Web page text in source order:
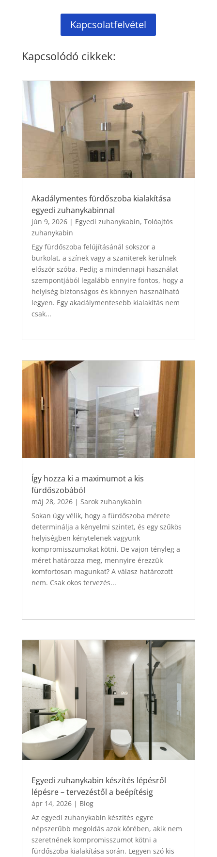
Kapcsolatfelvétel
Kapcsolódó cikkek:
Akadálymentes fürdőszoba kialakítása
egyedi zuhanykabinnal
jún 9, 2026| Egyedi zuhanykabin, Tolóajtós
zuhanykabin
Egy fürdőszoba felújításánál sokszor a
burkolat, a színek vagy a szaniterek kerülnek
először szóba. Pedig a mindennapi használat
szempontjából legalább ennyire fontos, hogy a
helyiség biztonságos és könnyen használható
legyen. Egy akadálymentesebb kialakítás nem
csak...
Így hozza ki a maximumot a kis
fürdőszobából
máj 28, 2026| Sarok zuhanykabin
Sokan úgy vélik, hogy a fürdőszoba mérete
determinálja a kényelmi szintet, és egy szűkös
helyiségben kénytelenek vagyunk
kompromisszumokat kötni. De vajon tényleg a
méret határozza meg, mennyire érezzük
komfortosan magunkat? A válasz határozott
nem. Csak okos tervezés...
Egyedi zuhanykabin készítés lépésről
lépésre – tervezéstől a beépítésig
ápr 14, 2026| Blog
Az egyedi zuhanykabin készítés egyre
népszerűbb megoldás azok körében, akik nem
szeretnének kompromisszumot kötni a
fürdőszoba kialakítása során. Legyen szó kis